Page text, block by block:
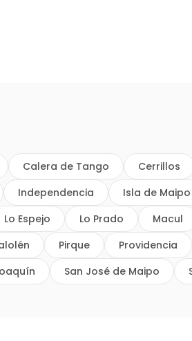
Calera de Tango Cerrillos
Independencia Isla de Maipo
Lo Espejo Lo Prado Macul
Pirque Providencia
San José de Maipo